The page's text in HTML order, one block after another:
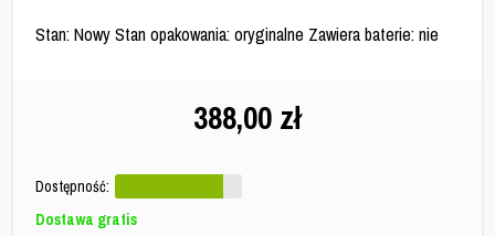
Stan: Nowy Stan opakowania: oryginalne Zawiera baterie: nie
388,00 zł
Dostępność:
Dostawa gratis